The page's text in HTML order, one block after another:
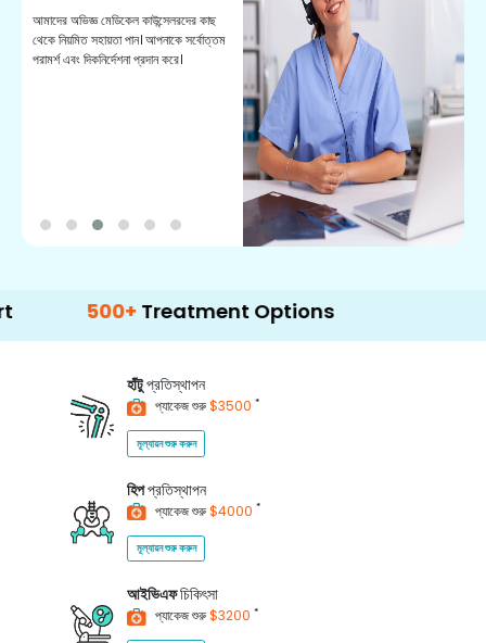
আমাদের অভিজ্ঞ মেডিকেল কাউন্সেলরদের কাছ
থেকে নিয়মিত সহায়তা পান। আপনাকে সর্বোত্তম
পরামর্শ এবং দিকনির্দেশনা প্রদান করে।
500+ Treatment Options
হাঁটুপ্রতিস্থাপন
প্যাকেজ শুরু$3500 *
মূল্যায়ন শুরু করুন
হিপপ্রতিস্থাপন
প্যাকেজ শুরু$4000 *
মূল্যায়ন শুরু করুন
আইভিএফচিকিৎসা
প্যাকেজ শুরু$3200 *